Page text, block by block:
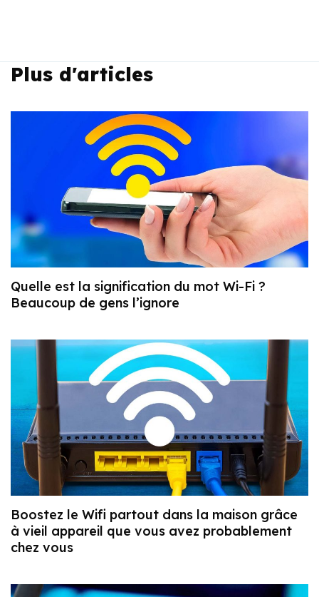
Plus d'articles
Quelle est la signification du mot Wi-Fi ?
Beaucoup de gens l’ignore
Boostez le Wifi partout dans la maison grâce
à vieil appareil que vous avez probablement
chez vous